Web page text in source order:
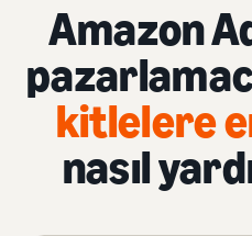
Amazon
kitlelere
nasıl